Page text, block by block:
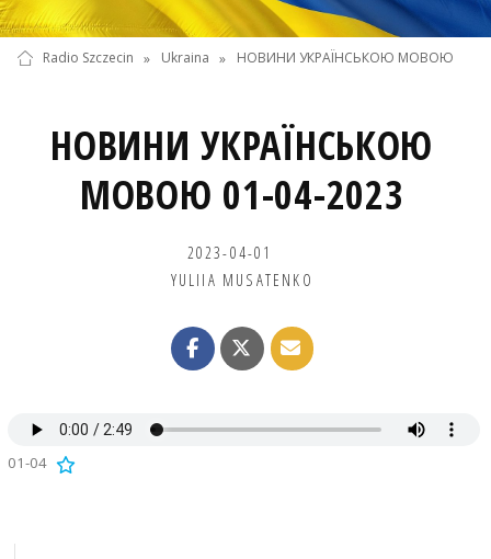
Radio Szczecin » Ukraina » НОВИНИ УКРАЇНСЬКОЮ МОВОЮ
НОВИНИ УКРАЇНСЬКОЮ
МОВОЮ 01-04-2023
2023-04-01
YULIIA MUSATENKO
01-04